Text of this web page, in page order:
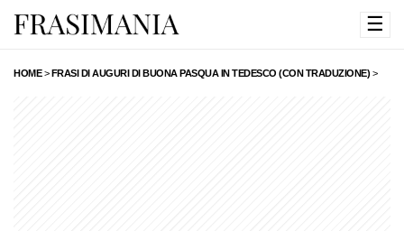
☰
HOME>FRASI DI AUGURI DI BUONA PASQUA IN TEDESCO (CON TRADUZIONE) >